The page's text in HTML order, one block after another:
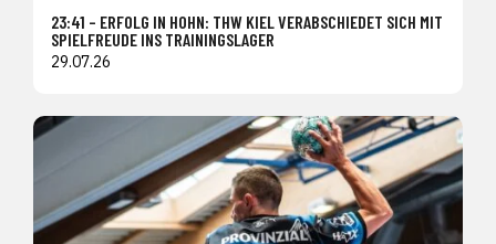
23:41 – ERFOLG IN HOHN: THW KIEL VERABSCHIEDET SICH MIT
SPIELFREUDE INS TRAININGSLAGER
29.07.26